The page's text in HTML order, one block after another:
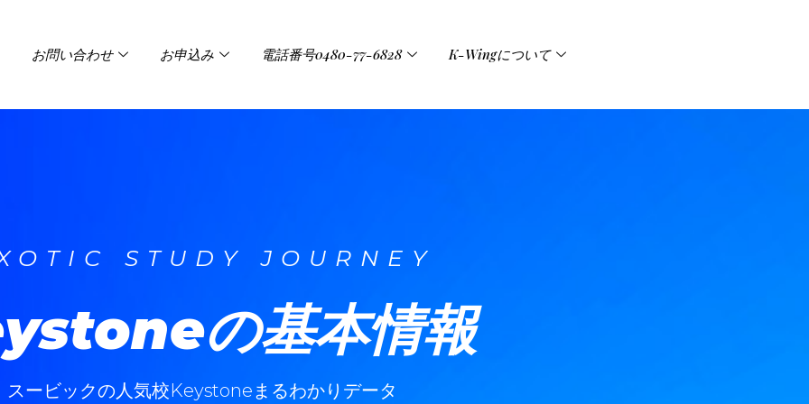
お問い合わせ お申込み 電話番号0480-77-6828 K-Wingについて
STUDY JOURNEY
の基本情報
スービックの人気校Keystoneまるわかりデータ